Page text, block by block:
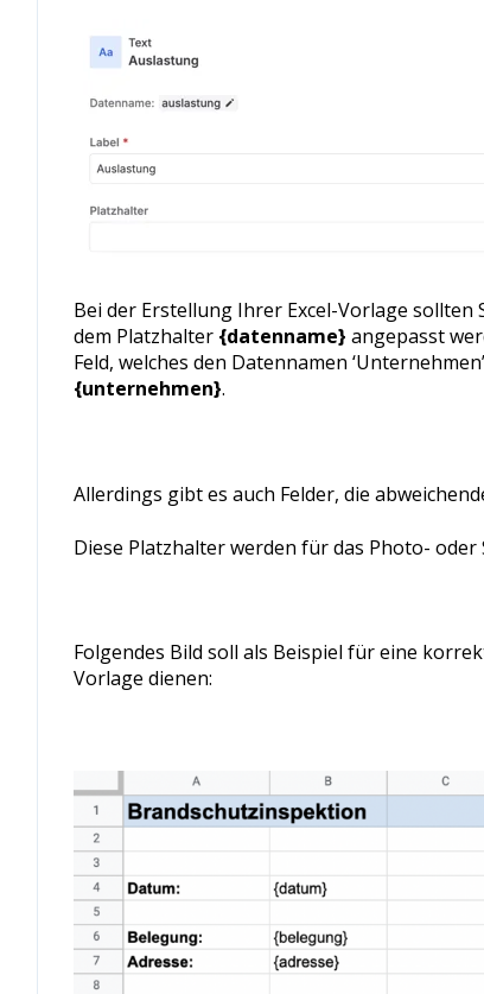
Bei der Erstellung Ihrer Excel-Vorlage sollten
dem Platzhalter {datenname} angepasst
Feld, welches den Datennamen
{unternehmen}.
Allerdings gibt es auch Felder, die
Diese Platzhalter werden für das Photo- oder
Folgendes Bild soll als Beispiel für eine
Vorlage dienen: